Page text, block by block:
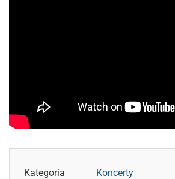
Kategoria Koncerty